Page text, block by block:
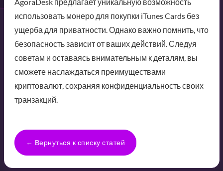
использовать монеро для покупки iTunes Cards без
ущерба для приватности. Однако важно помнить, что
безопасность зависит от ваших действий. Следуя
советам и оставаясь внимательным к деталям, вы
сможете наслаждаться преимуществами
криптовалют, сохраняя конфиденциальность своих
транзакций.
← Вернуться к списку статей